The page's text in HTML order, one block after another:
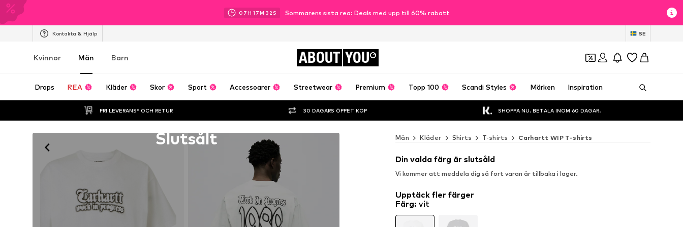
07H 17M 30 S Sommarens sista rea: Deals med upp till 60% rabatt
Kontakta & Hjälp SE
Kvinnor Män Barn ABOUT YOU
Drops REA Kläder Skor Sport Accessoarer Streetwear Premium Topp 100 Scandi Styles Märken Inspiration
FRI LEVERANS* OCH RETUR 30 DAGARS ÖPPET KÖP SHOPPA NU. BETALA INOM 60 DAGAR.
Slutsålt Män Kläder Shirts T-shirts Carhartt WIP T-shirts
Din valda färg är slutsåld
Vi kommer att meddela dig så fort varan är tillbaka i lager.
Upptäck fler färger
Färg: vit